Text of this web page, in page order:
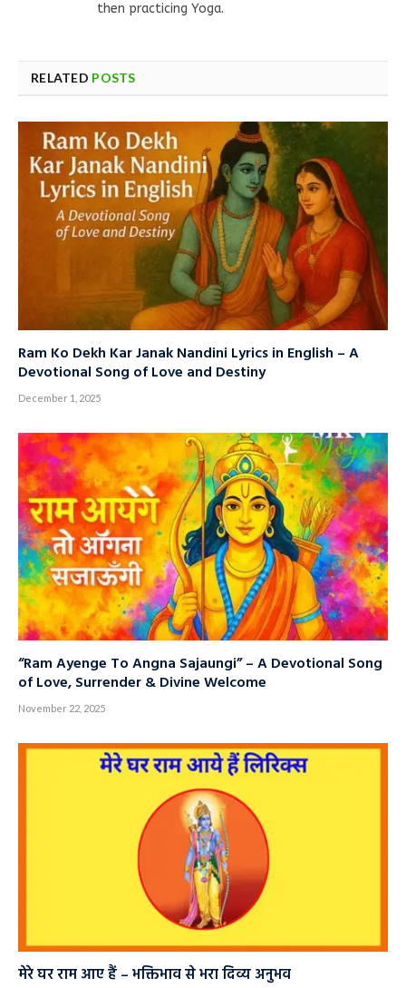
then practicing Yoga.
RELATED POSTS
Ram Ko Dekh Kar Janak Nandini Lyrics in English – A
Devotional Song of Love and Destiny
December 1, 2025
“Ram Ayenge To Angna Sajaungi” – A Devotional Song
of Love, Surrender & Divine Welcome
November 22, 2025
मेरे घर राम आए हैं – भक्तिभाव से भरा दिव्य अनुभव